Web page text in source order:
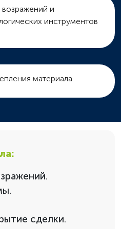
и
инструментов
материала.
сделки.